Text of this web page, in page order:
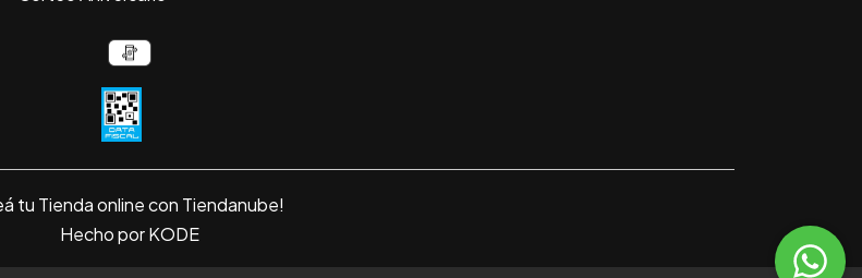
tu Tienda online con Tiendanube!
Hecho por KODE